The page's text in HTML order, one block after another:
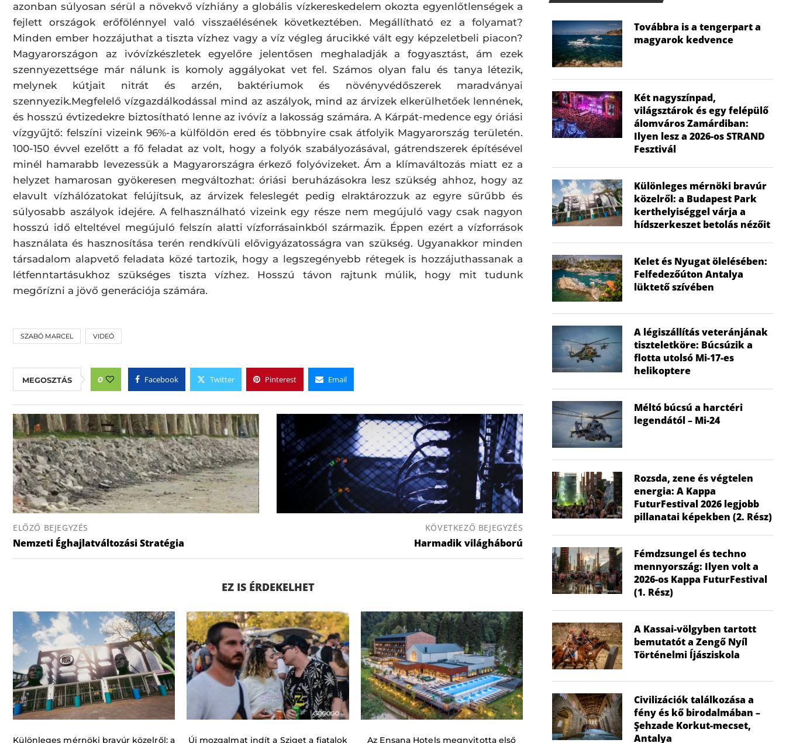
azonban súlyosan sérül a növekvő vízhiány a globális vízkereskedelem okozta egyenlőtlenségek a
fejlett országok erőfölénnyel való visszaélésének következtében. Megállítható ez a folyamat?
Minden ember hozzájuthat a tiszta vízhez vagy a víz végleg árucikké vált egy képzeletbeli piacon?
Magyarországon az ivóvízkészletek egyelőre jelentősen meghaladják a fogyasztást, ám ezek
szennyezettsége már nálunk is komoly aggályokat vet fel. Számos olyan falu és tanya létezik,
melynek kútjait nitrát és arzén, baktériumok és növényvédőszerek maradványai
szennyezik.Megfelelő vízgazdálkodással mind az aszályok, mind az árvizek elkerülhetőek lennének,
és hosszú évtizedekre biztosítható lenne az ivóvíz a lakosság számára. A Kárpát-medence egy óriási
vízgyűjtő: felszíni vizeink 96%-a külföldön ered és többnyire csak átfolyik Magyarország területén.
100-150 évvel ezelőtt a fő feladat az volt, hogy a folyók szabályozásával, gátrendszerek építésével
minél hamarabb levezessük a Magyarországra érkező folyóvizeket. Ám a klímaváltozás miatt ez a
helyzet hamarosan gyökeresen megváltozhat: óriási beruházásokra lesz szükség ahhoz, hogy az
elavult vízhálózatokat felújítsuk, az árvizek feleslegét pedig elraktározzuk az egyre sűrűbb és
súlyosabb aszályok idejére. A felhasználható vizeink egy része nem megújuló vagy csak nagyon
hosszú idő elteltével megújuló felszín alatti vízforrásainkból származik. Éppen ezért a vízforrások
használata és hasznosítása terén rendkívüli elővigyázatosságra van szükség. Ugyanakkor minden
társadalom alapvető feladata közé tartozik, hogy a legszegényebb rétegek is hozzájuthassanak a
létfenntartásukhoz szükséges tiszta vízhez. Hosszú távon rajtunk múlik, hogy mit tudunk
megőrízni a jövő generációja számára.
SZABÓ MARCEL VIDEÓ
MEGOSZTÁS 0 Facebook Twitter Pinterest Email
ELŐZŐ BEJEGYZÉS
Nemzeti Éghajlatváltozási Stratégia
KÖVETKEZŐ BEJEGYZÉS
Harmadik világháború
EZ IS ÉRDEKELHET
Különleges mérnöki bravúr közelről: a
Új mozgalmat indít a Sziget a fiatalok
Az Ensana Hotels megnyitotta első
Nem a gyerek tehet róla, mégis ő
Továbbra is a tengerpart a
magyarok kedvence
Két nagyszínpad,
világsztárok és egy felépülő
álomváros Zamárdiban:
Ilyen lesz a 2026-os STRAND
Fesztivál
Különleges mérnöki bravúr
közelről: a Budapest Park
kerthelyiséggel várja a
hídszerkeszet betolás nézőit
Kelet és Nyugat ölelésében:
Felfedezőúton Antalya
lüktető szívében
A légiszállítás veteránjának
tiszteletköre: Búcsúzik a
flotta utolsó Mi-17-es
helikoptere
Méltó búcsú a harctéri
legendától – Mi-24
Rozsda, zene és végtelen
energia: A Kappa
FuturFestival 2026 legjobb
pillanatai képekben (2. Rész)
Fémdzsungel és techno
mennyország: Ilyen volt a
2026-os Kappa FuturFestival
(1. Rész)
A Kassai-völgyben tartott
bemutatót a Zengő Nyíl
Történelmi Íjásziskola
Civilizációk találkozása a
fény és kő birodalmában –
Şehzade Korkut-mecset,
Antalya